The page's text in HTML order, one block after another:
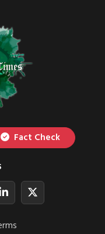
Fact Check